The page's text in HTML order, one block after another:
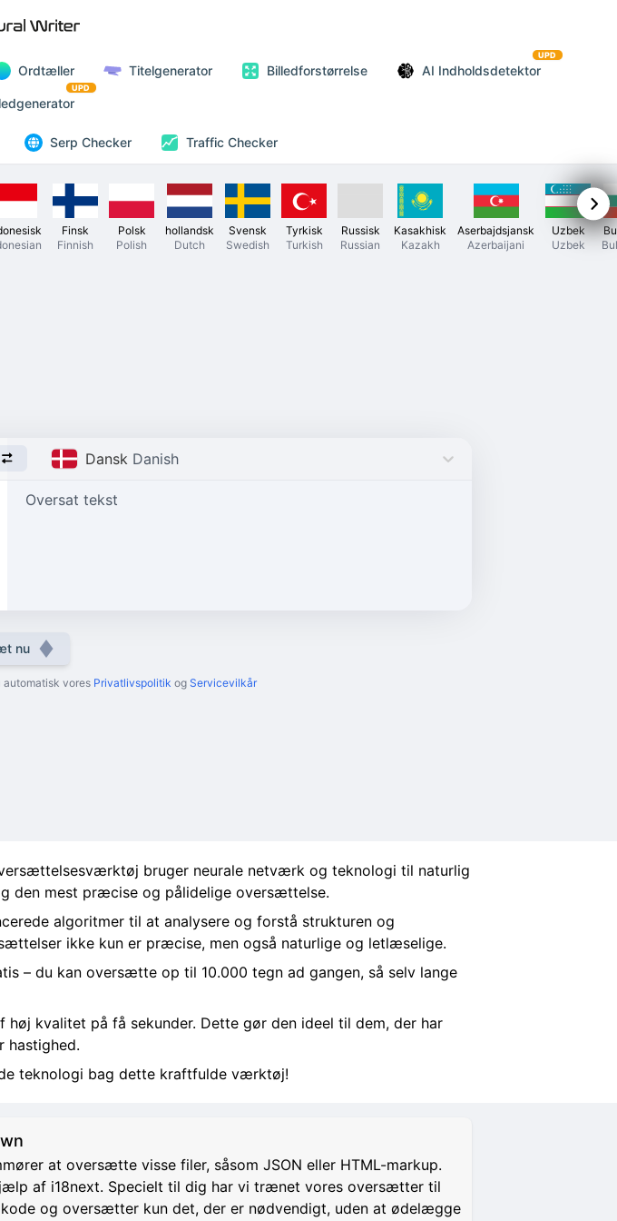
Ordtæller Titelgenerator Billedforstørrelse AI Indholdsdetektor
UPD
UPD
Serp Checker Traffic Checker
Finsk
Finnish
Polsk
Polish
hollandsk
Dutch
Svensk
Swedish
Tyrkisk
Turkish
Russisk
Russian
Kasakhisk
Kazakh
Aserbajdsjansk
Azerbaijani
Uzbek
Uzbek
Dansk Danish
Oversat tekst
nu
automatisk vores Privatlivspolitik og Servicevilkår
bruger neurale netværk og teknologi til naturlig
den mest præcise og pålidelige oversættelse.
algoritmer til at analysere og forstå strukturen og
ikke kun er præcise, men også naturlige og letlæselige.
– du kan oversætte op til 10.000 tegn ad gangen, så selv lange
kvalitet på få sekunder. Dette gør den ideel til dem, der har
hastighed.
teknologi bag dette kraftfulde værktøj!
at oversætte visse filer, såsom JSON eller HTML-markup.
af i18next. Specielt til dig har vi trænet vores oversætter til
og oversætter kun det, der er nødvendigt, uden at ødelægge